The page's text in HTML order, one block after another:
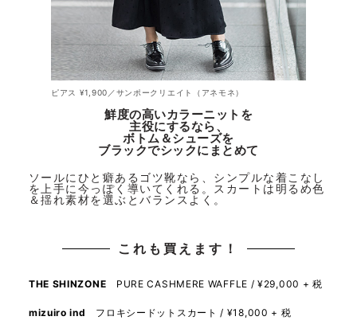
ピアス ¥1,900／サンポークリエイト（アネモネ）
鮮度の高いカラーニットを
主役にするなら、
ボトム＆シューズを
ブラックでシックにまとめて
ソールにひと癖あるゴツ靴なら、シンプルな着こなし
を上手に今っぽく導いてくれる。スカートは明るめ色
＆揺れ素材を選ぶとバランスよく。
これも買えます！
THE SHINZONE PURE CASHMERE WAFFLE / ¥29,000 + 税
mizuiro ind フロキシードットスカート / ¥18,000 + 税